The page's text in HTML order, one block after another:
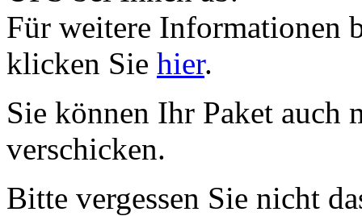
Für weitere Informationen
klicken Sie hier.
Sie können Ihr Paket auch
verschicken.
Bitte vergessen Sie nicht